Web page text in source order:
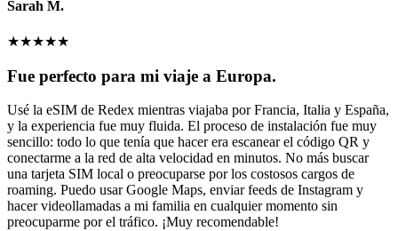
Sarah M.
★★★★★
Fue perfecto para mi viaje a Europa.
Usé la eSIM de Redex mientras viajaba por Francia, Italia y España,
y la experiencia fue muy fluida. El proceso de instalación fue muy
sencillo: todo lo que tenía que hacer era escanear el código QR y
conectarme a la red de alta velocidad en minutos. No más buscar
una tarjeta SIM local o preocuparse por los costosos cargos de
roaming. Puedo usar Google Maps, enviar feeds de Instagram y
hacer videollamadas a mi familia en cualquier momento sin
preocuparme por el tráfico. ¡Muy recomendable!